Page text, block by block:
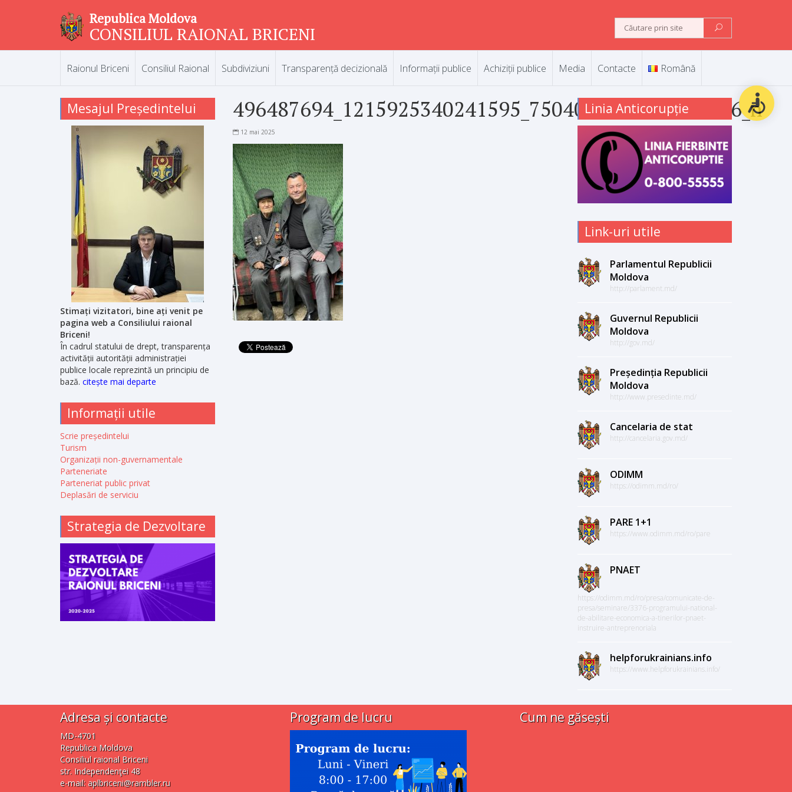
Republica Moldova
CONSILIUL RAIONAL BRICENI
Raionul Briceni Consiliul Raional Subdiviziuni Transparență decizională Informații publice Achiziții publice Media Contacte Română
Mesajul Președintelui
Stimați vizitatori, bine ați venit pe
pagina web a Consiliului raional
Briceni!
În cadrul statului de drept, transparența
activității autorității administrației
publice locale reprezintă un principiu de
bază. citește mai departe
Informații utile
Scrie președintelui
Turism
Organizații non-guvernamentale
Parteneriate
Parteneriat public privat
Deplasări de serviciu
Strategia de Dezvoltare
496487694_1215925340241595_7504084378275445056_n
12 mai 2025
Linia Anticorupție
Link-uri utile
Parlamentul Republicii
Moldova
http://parlament.md/
Guvernul Republicii
Moldova
http://gov.md/
Președinția Republicii
Moldova
http://www.presedinte.md/
Cancelaria de stat
http://cancelaria.gov.md/
ODIMM
https://odimm.md/ro/
PARE 1+1
https://www.odimm.md/ro/pare
PNAET
https://odimm.md/ro/presa/comunicate-de-
presa/seminare/3376-programului-national-
de-abilitare-economica-a-tinerilor-pnaet-
instruire-antreprenoriala
helpforukrainians.info
https://www.helpforukrainians.info/
Adresa și contacte
MD-4701
Republica Moldova
Consiliul raional Briceni
str. Independenţei 48
e-mail: aplbriceni@rambler.ru
Program de lucru Cum ne găsești